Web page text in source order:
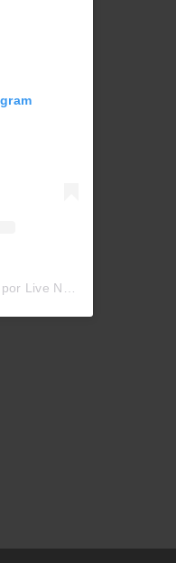
Uma publicação compartilhada por Live Nation Brasil (@livenationbr)